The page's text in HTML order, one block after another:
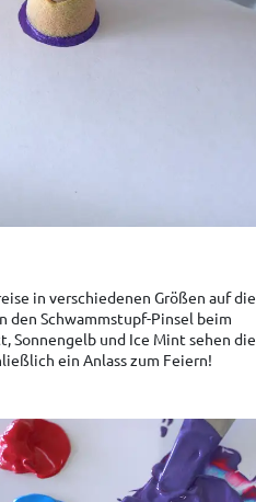
in verschiedenen Größen auf die
den Schwammstupf-Pinsel beim
Sonnengelb und Ice Mint sehen die
ein Anlass zum Feiern!